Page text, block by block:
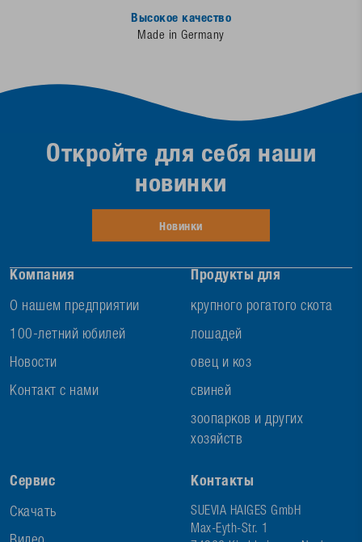
Высокое качество
Made in Germany
Компания
О нашем предприятии
100-летний юбилей
Новости
Контакт с нами
Продукты для
крупного рогатого скота
лошадей
овец и коз
свиней
зоопарков и других
хозяйств
Сервис
Скачать
Контакты
SUEVIA HAIGES GmbH
Max-Eyth-Str. 1
Откройте для себя наши
новинки
Новинки